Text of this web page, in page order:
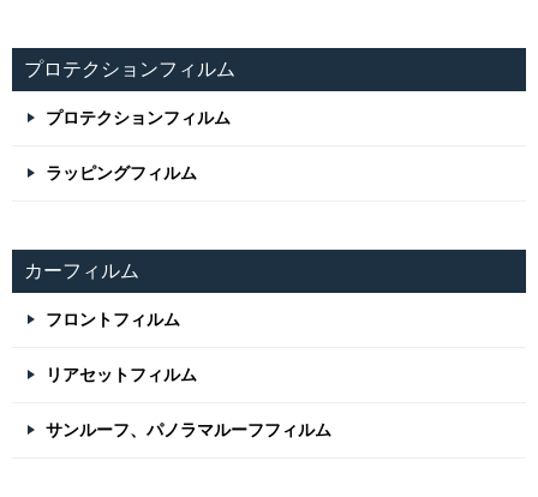
プロテクションフィルム
プロテクションフィルム
ラッピングフィルム
カーフィルム
フロントフィルム
リアセットフィルム
サンルーフ、パノラマルーフフィルム